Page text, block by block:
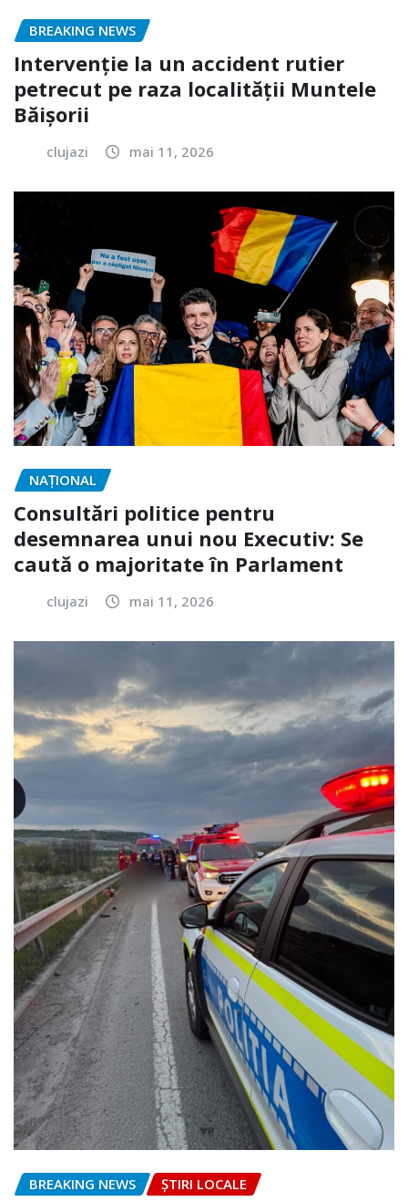
BREAKING NEWS
Intervenție la un accident rutier
petrecut pe raza localității Muntele
Băișorii
clujazi mai 11, 2026
NAŢIONAL
Consultări politice pentru
desemnarea unui nou Executiv: Se
caută o majoritate în Parlament
clujazi mai 11, 2026
BREAKING NEWS ȘTIRI LOCALE